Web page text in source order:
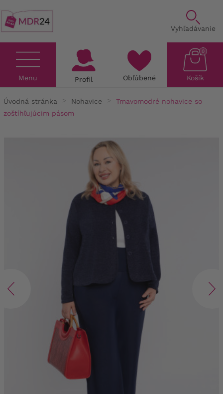
Vyhľadávanie
Menu Profil Obľúbené Košík
0
Úvodná stránka Nohavice
Tmavomodré nohavice so
zoštíhľujúcim pásom